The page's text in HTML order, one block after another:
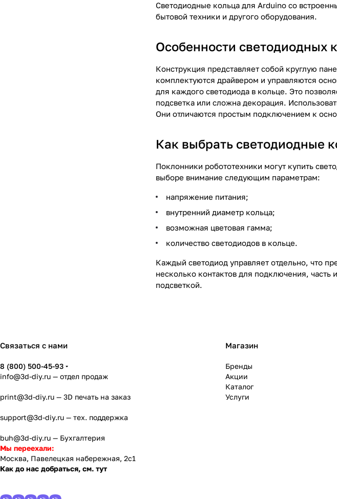
Светодиодные кольца для Arduino со
бытовой техники и другого оборудования.
Особенности светодиодных
Конструкция представляет собой круглую
комплектуются драйвером и управляются
для каждого светодиода в кольце. Это
подсветка или сложна декорация.
Они отличаются простым подключением к
Как выбрать светодиодные
Поклонники робототехники могут купить
выборе внимание следующим параметрам:
напряжение питания;
внутренний диаметр кольца;
возможная цветовая гамма;
количество светодиодов в кольце.
Каждый светодиод управляет отдельно, что
несколько контактов для подключения, часть
подсветкой.
Связаться с нами
8 (800) 500-45-93
info@3d-diy.ru — отдел продаж
print@3d-diy.ru — 3D печать на заказ
support@3d-diy.ru — тех. поддержка
buh@3d-diy.ru — Бухгалтерия
Мы переехали:
Москва, Павелецкая набережная, 2с1
Как до нас добраться, см. тут
Магазин
Бренды
Акции
Каталог
Услуги